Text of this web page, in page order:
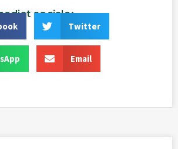
sociale:
Twitter
Email